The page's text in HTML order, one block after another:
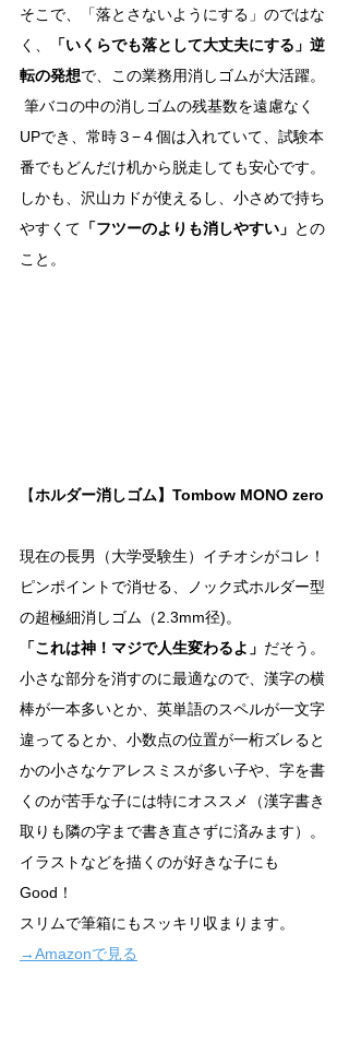
そこで、「落とさないようにする」のではな
く、
「いくらでも落として大丈夫にする」逆
転の発想で、この業務用消しゴムが大活躍。
UPでき、常時３−４個は入れていて、試験本
番でもどんだけ机から脱走しても安心です。
しかも、沢山カドが使えるし、小さめで持ち
やすくて 「フツーのよりも消しやすい」 との
こと。
【ホルダー消しゴム】Tombow MONO zero
現在の長男（大学受験生）イチオシがコレ！
ピンポイントで消せる、ノック式ホルダー型
の超極細消しゴム（2.3mm径)。
「これは神！マジで人生変わるよ」 だそう。
小さな部分を消すのに最適なので、漢字の横
棒が一本多いとか、英単語のスペルが一文字
違ってるとか、小数点の位置が一桁ズレると
かの小さなケアレスミスが多い子や、字を書
くのが苦手な子には特にオススメ（漢字書き
取りも隣の字まで書き直さずに済みます）。
イラストなどを描くのが好きな子にも
Good！
スリムで筆箱にもスッキリ収まります。
→Amazonで見る